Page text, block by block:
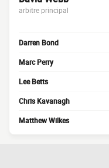
arbitre principal
Darren Bond
Marc Perry
Lee Betts
Chris Kavanagh
Matthew Wilkes